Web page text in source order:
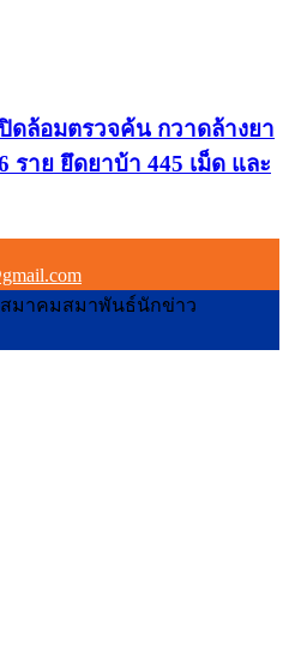
ดล้อมตรวจค้น กวาดล้างยา
ราย ยึดยาบ้า 445 เม็ด และ
| สมาคมสมาพันธ์นักข่าว